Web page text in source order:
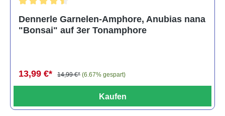
Dennerle Garnelen-Amphore, Anubias nana
"Bonsai" auf 3er Tonamphore
13,99 €* 14,99 €* (6.67% gespart)
Kaufen